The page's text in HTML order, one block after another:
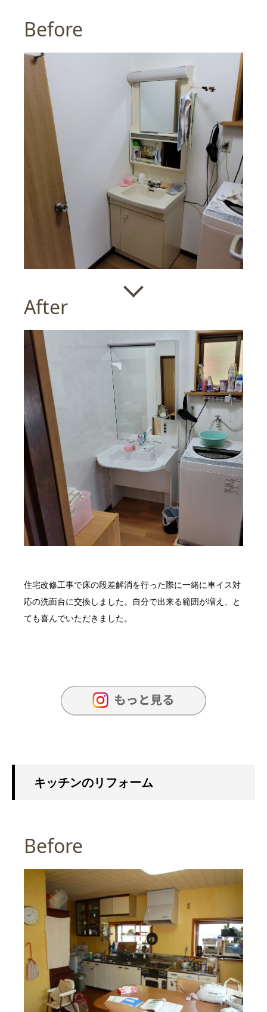
Before
After
住宅改修工事で床の段差解消を行った際に一緒に車イス対
応の洗面台に交換しました。自分で出来る範囲が増え、と
ても喜んでいただきました。
キッチンのリフォーム
Before